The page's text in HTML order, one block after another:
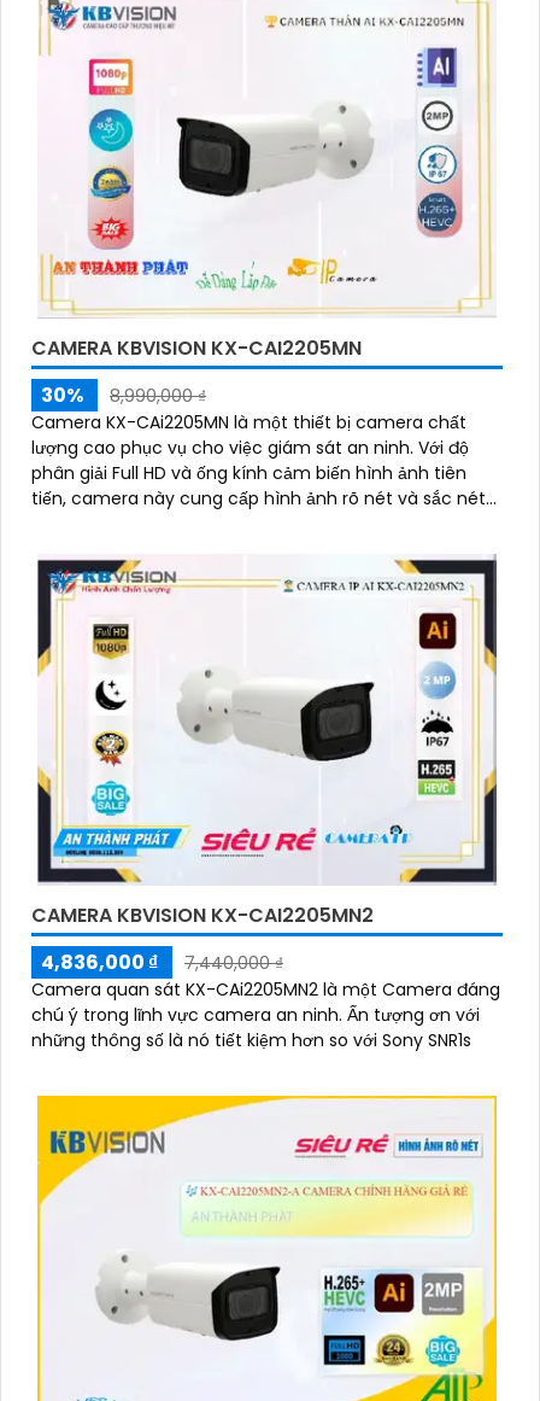
CAMERA KBVISION KX-CAI2205MN
30%
8,990,000 ₫
Camera KX-CAi2205MN là một thiết bị camera chất
lượng cao phục vụ cho việc giám sát an ninh. Với độ
phân giải Full HD và ống kính cảm biến hình ảnh tiên
tiến, camera này cung cấp hình ảnh rõ nét và sắc nét
CAMERA KBVISION KX-CAI2205MN2
4,836,000 ₫
7,440,000 ₫
Camera quan sát KX-CAi2205MN2 là một Camera đáng
chú ý trong lĩnh vực camera an ninh. Ấn tượng ơn với
những thông số là nó tiết kiệm hơn so với Sony SNR1s